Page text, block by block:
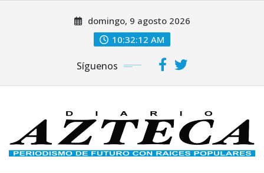
domingo, 9 agosto 2026
10:32:13 AM
Síguenos